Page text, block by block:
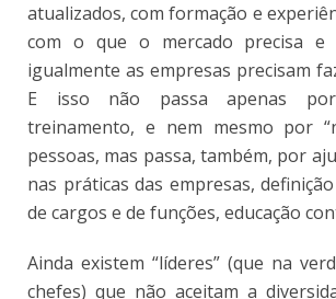
atualizados, com formação e
com o que o mercado precisa e
igualmente as empresas precisam
E isso não passa apenas
treinamento, e nem mesmo por
pessoas, mas passa, também, por
nas práticas das empresas,
de cargos e de funções, educação
Ainda existem “líderes” (que na
chefes) que não aceitam a